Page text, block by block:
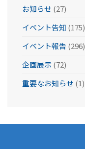
お知らせ (27)
イベント告知 (175)
イベント報告 (296)
企画展示(72)
重要なお知らせ (1)